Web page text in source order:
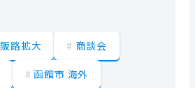
販路拡大 商談会
函館市 海外